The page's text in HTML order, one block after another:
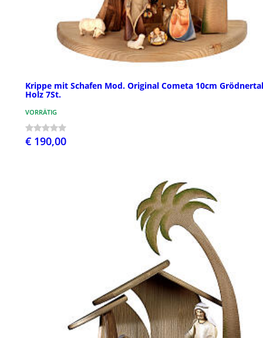
Krippe mit Schafen Mod. Original Cometa 10cm Grödnertal
Holz 7St.
VORRÄTIG
€ 190,00